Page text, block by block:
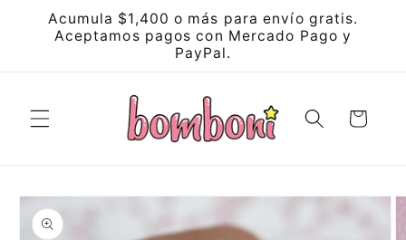
Skip to
content
Acumula $1,400 o más para envío gratis.
Aceptamos pagos con Mercado Pago y
PayPal.
Cart
Skip to
product
information